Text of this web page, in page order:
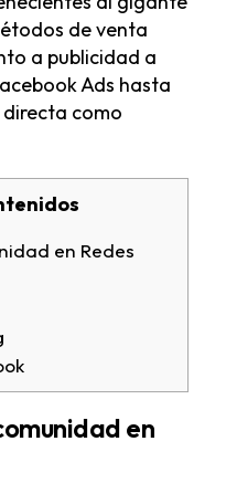
de venta
a publicidad a
Ads hasta
como
en Redes
en